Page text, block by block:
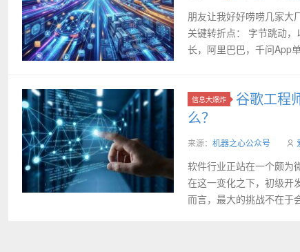
朋友让我好好唠唠几家大
关键转折点： 字节跳动
长，阿里巴巴，千问App
信息大爆炸
谷歌工程
么？
来源： 机器之心公众号
软件行业正站在一个颇为
在这一变化之下，初级开
而言，最大的挑战不在于